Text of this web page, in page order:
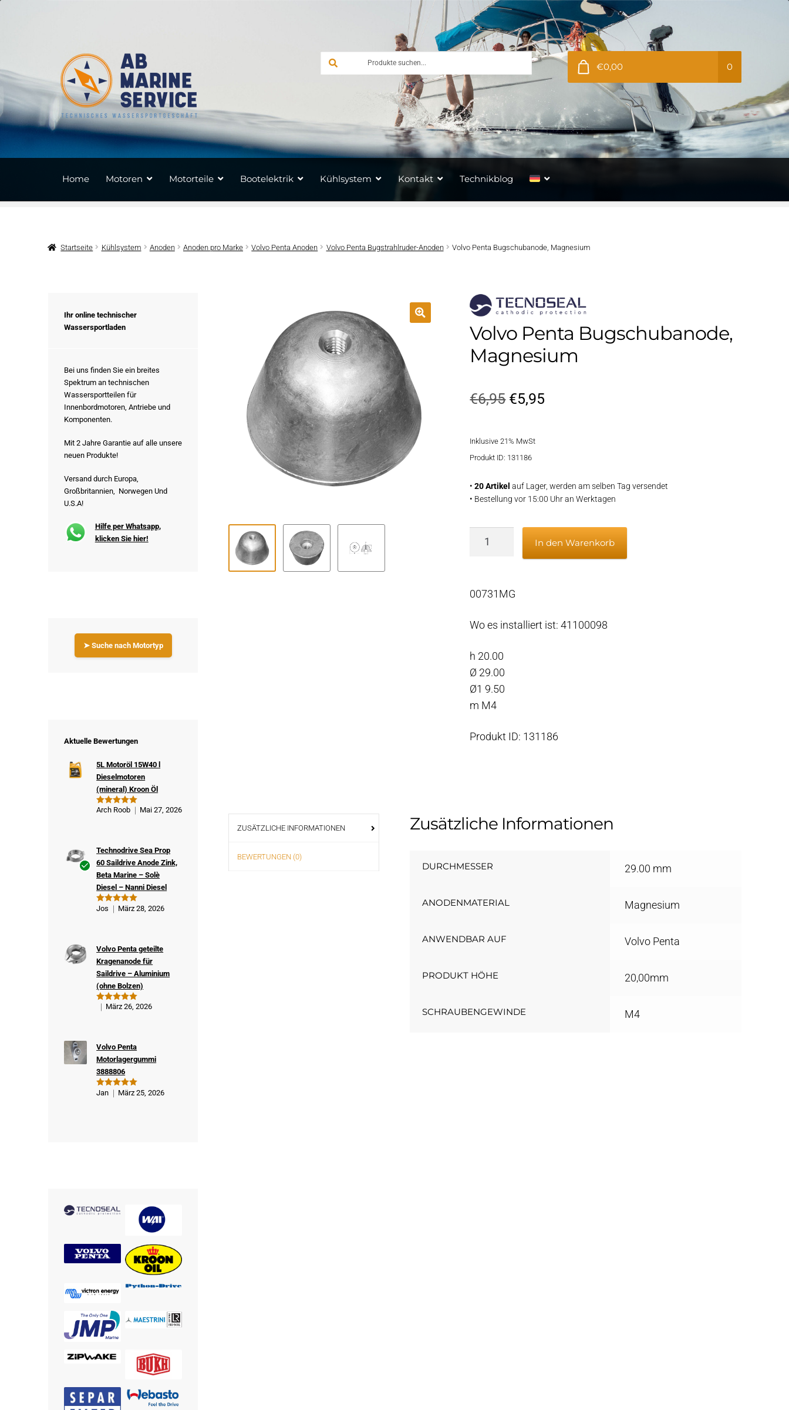
€0,00 0
Home Motoren Motorteile Bootelektrik Kühlsystem Kontakt Technikblog
Startseite Kühlsystem Anoden Anoden pro Marke Volvo Penta Anoden Volvo Penta Bugstrahlruder-Anoden Volvo Penta Bugschubanode, Magnesium
Volvo Penta Bugschubanode,
Magnesium
€6,95 Ursprünglicher
war:
€5,95
Inklusive 21% MwSt
Produkt ID: 131186
•20 Artikel auf Lager, werden am selben Tag versendet
• Bestellung vor 15:00 Uhr an Werktagen
Menge
In den Warenkorb
00731MG
Wo es installiert ist: 41100098
h 20.00
Ø 29.00
Ø1 9.50
m M4
Produkt ID: 131186
ZUSÄTZLICHE INFORMATIONEN
BEWERTUNGEN (0)
Zusätzliche Informationen
DURCHMESSER 29.00 mm
ANODENMATERIAL Magnesium
ANWENDBAR AUF Volvo Penta
PRODUKT HÖHE 20,00mm
SCHRAUBENGEWINDE M4
Ihr online technischer
Wassersportladen
Bei uns finden Sie ein breites
Spektrum an technischen
Wassersportteilen für
Innenbordmotoren, Antriebe und
Komponenten.
Mit 2 Jahre Garantie auf alle unsere
neuen Produkte!
Versand durch Europa,
Großbritannien, Norwegen Und
U.S.A!
Hilfe per Whatsapp,
klicken Sie hier!
➤ Suche nach Motortyp
Aktuelle Bewertungen
Bewertet
5L Motoröl 15W40 l
Dieselmotoren
(mineral) Kroon Öl
Arch Roob Mai 27, 2026
r
Bewertet
Technodrive Sea Prop
60 Saildrive Anode Zink,
Beta Marine – Solè
Diesel – Nanni Diesel
Jos März 28, 2026
Bewertet
Volvo Penta geteilte
Kragenanode für
Saildrive – Aluminium
(ohne Bolzen)
März 26, 2026
Bewertet
Volvo Penta
Motorlagergummi
3888806
Jan März 25, 2026